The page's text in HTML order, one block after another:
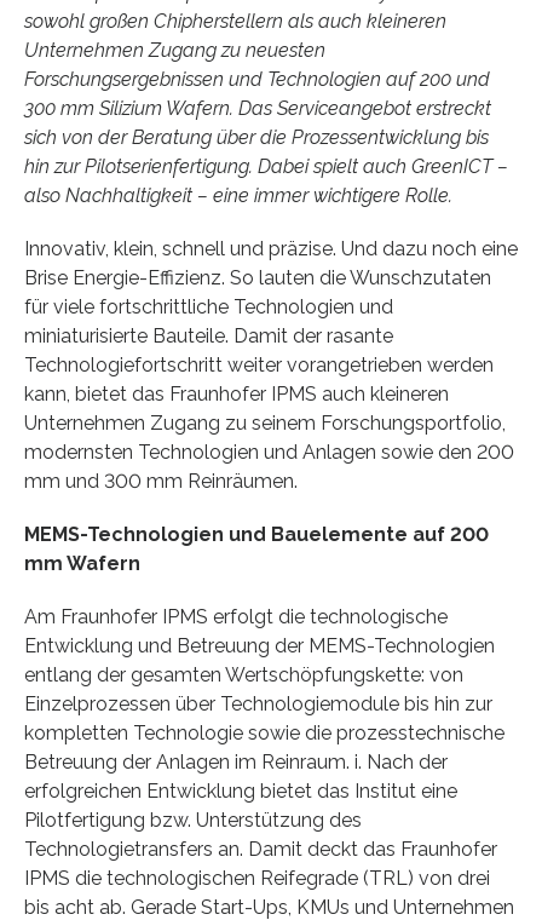
sowohl großen Chipherstellern als auch kleineren
Unternehmen Zugang zu neuesten
Forschungsergebnissen und Technologien auf 200 und
300 mm Silizium Wafern. Das Serviceangebot erstreckt
sich von der Beratung über die Prozessentwicklung bis
hin zur Pilotserienfertigung. Dabei spielt auch GreenICT –
also Nachhaltigkeit – eine immer wichtigere Rolle.
Innovativ, klein, schnell und präzise. Und dazu noch eine
Brise Energie-Effizienz. So lauten die Wunschzutaten
für viele fortschrittliche Technologien und
miniaturisierte Bauteile. Damit der rasante
Technologiefortschritt weiter vorangetrieben werden
kann, bietet das Fraunhofer IPMS auch kleineren
Unternehmen Zugang zu seinem Forschungsportfolio,
modernsten Technologien und Anlagen sowie den 200
mm und 300 mm Reinräumen.
MEMS-Technologien und Bauelemente auf 200
mm Wafern
Am Fraunhofer IPMS erfolgt die technologische
Entwicklung und Betreuung der MEMS-Technologien
entlang der gesamten Wertschöpfungskette: von
Einzelprozessen über Technologiemodule bis hin zur
kompletten Technologie sowie die prozesstechnische
Betreuung der Anlagen im Reinraum. i. Nach der
erfolgreichen Entwicklung bietet das Institut eine
Pilotfertigung bzw. Unterstützung des
Technologietransfers an. Damit deckt das Fraunhofer
IPMS die technologischen Reifegrade (TRL) von drei
bis acht ab. Gerade Start-Ups, KMUs und Unternehmen